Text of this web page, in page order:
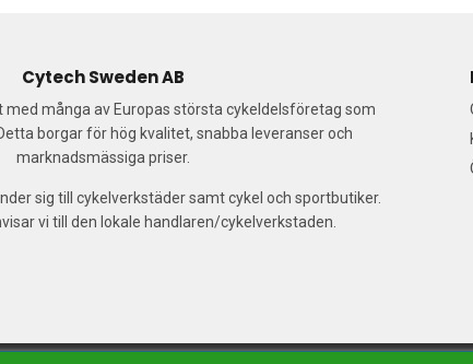
Cytech Sweden AB
med många av Europas största cykeldelsföretag som
borgar för hög kvalitet, snabba leveranser och
marknadsmässiga priser.
sig till cykelverkstäder samt cykel och sportbutiker.
vi till den lokale handlaren/cykelverkstaden.